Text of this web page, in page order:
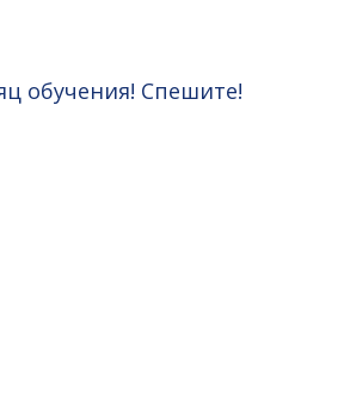
обучения! Спешите!